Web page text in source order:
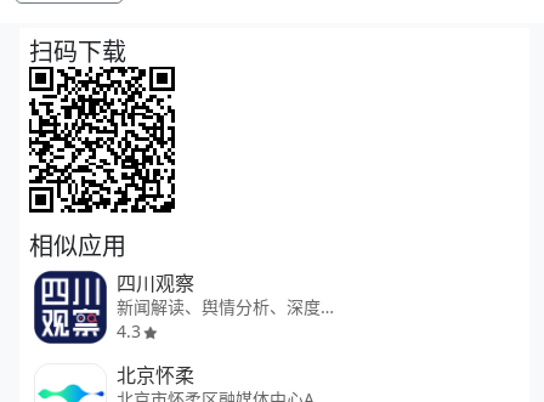
扫码下载
相似应用
四川观察
新闻解读、舆情分析、深度阅读
4.3
北京怀柔